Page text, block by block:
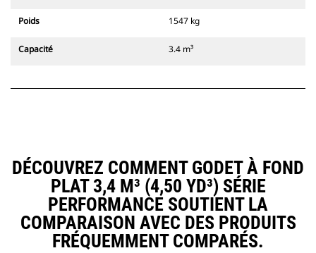
Poids 1547 kg
Capacité 3.4 m³
DÉCOUVREZ COMMENT GODET À FOND
PLAT 3,4 M³ (4,50 YD³) SÉRIE
PERFORMANCE SOUTIENT LA
COMPARAISON AVEC DES PRODUITS
FRÉQUEMMENT COMPARÉS.